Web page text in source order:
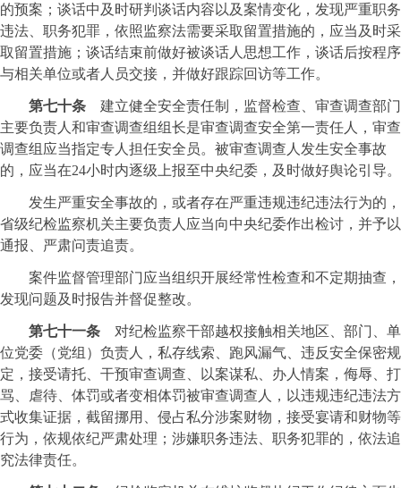
的预案；谈话中及时研判谈话内容以及案情变化，发现严重职务
违法、职务犯罪，依照监察法需要采取留置措施的，应当及时采
取留置措施；谈话结束前做好被谈话人思想工作，谈话后按程序
与相关单位或者人员交接，并做好跟踪回访等工作。
第七十条 建立健全安全责任制，监督检查、审查调查部门
主要负责人和审查调查组组长是审查调查安全第一责任人，审查
调查组应当指定专人担任安全员。被审查调查人发生安全事故
的，应当在24小时内逐级上报至中央纪委，及时做好舆论引导。
发生严重安全事故的，或者存在严重违规违纪违法行为的，
省级纪检监察机关主要负责人应当向中央纪委作出检讨，并予以
通报、严肃问责追责。
案件监督管理部门应当组织开展经常性检查和不定期抽查，
发现问题及时报告并督促整改。
第七十一条 对纪检监察干部越权接触相关地区、部门、单
位党委（党组）负责人，私存线索、跑风漏气、违反安全保密规
定，接受请托、干预审查调查、以案谋私、办人情案，侮辱、打
骂、虐待、体罚或者变相体罚被审查调查人，以违规违纪违法方
式收集证据，截留挪用、侵占私分涉案财物，接受宴请和财物等
行为，依规依纪严肃处理；涉嫌职务违法、职务犯罪的，依法追
究法律责任。